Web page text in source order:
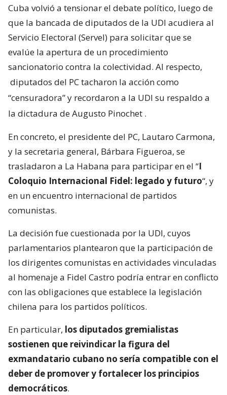
Cuba volvió a tensionar el debate político, luego de
que la bancada de diputados de la UDI acudiera al
Servicio Electoral (Servel) para solicitar que se
evalúe la apertura de un procedimiento
sancionatorio contra la colectividad. Al respecto,
diputados del PC tacharon la acción como
“censuradora” y recordaron a la UDI su respaldo a
la dictadura de Augusto Pinochet .
En concreto, el presidente del PC, Lautaro Carmona,
y la secretaria general, Bárbara Figueroa, se
trasladaron a La Habana para participar en el “I
Coloquio Internacional Fidel: legado y futuro“, y
en un encuentro internacional de partidos
comunistas.
La decisión fue cuestionada por la UDI, cuyos
parlamentarios plantearon que la participación de
los dirigentes comunistas en actividades vinculadas
al homenaje a Fidel Castro podría entrar en conflicto
con las obligaciones que establece la legislación
chilena para los partidos políticos.
En particular, los diputados gremialistas
sostienen que reivindicar la figura del
exmandatario cubano no sería compatible con el
deber de promover y fortalecer los principios
democráticos.